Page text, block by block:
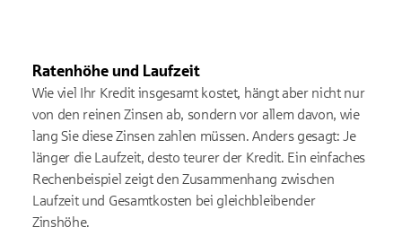
Ratenhöhe und Laufzeit
Wie viel Ihr Kredit insgesamt kostet, hängt aber nicht nur
von den reinen Zinsen ab, sondern vor allem davon, wie
lang Sie diese Zinsen zahlen müssen. Anders gesagt: Je
länger die Laufzeit, desto teurer der Kredit. Ein einfaches
Rechenbeispiel zeigt den Zusammenhang zwischen
Laufzeit und Gesamtkosten bei gleichbleibender
Zinshöhe.